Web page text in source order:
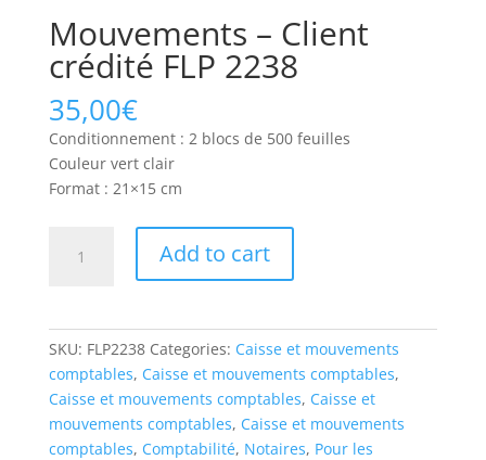
Mouvements – Client
crédité FLP 2238
35,00€
Conditionnement : 2 blocs de 500 feuilles
Couleur vert clair
Format : 21×15 cm
quantity
Add to cart
SKU: FLP2238 Categories: Caisse et mouvements
comptables, Caisse et mouvements comptables,
Caisse et mouvements comptables, Caisse et
mouvements comptables, Caisse et mouvements
comptables, Comptabilité, Notaires, Pour les